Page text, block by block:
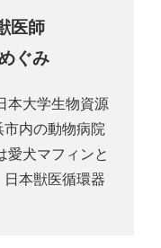
医師
ぐみ
本大学生物資源
内の動物病院
愛犬マフィンと
本獣医循環器